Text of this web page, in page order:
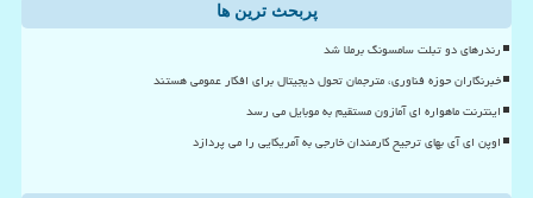
پربحث ترین ها
رندرهای دو تبلت سامسونگ برملا شد
خبرنگاران حوزه فناوری، مترجمان تحول دیجیتال برای افکار عمومی هستند
اینترنت ماهواره ای آمازون مستقیم به موبایل می رسد
اوپن ای آی بهای ترجیح کارمندان خارجی به آمریکایی را می پردازد